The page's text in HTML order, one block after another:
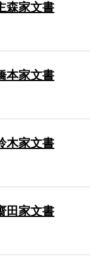
森家文書
本家文書
木家文書
田家文書